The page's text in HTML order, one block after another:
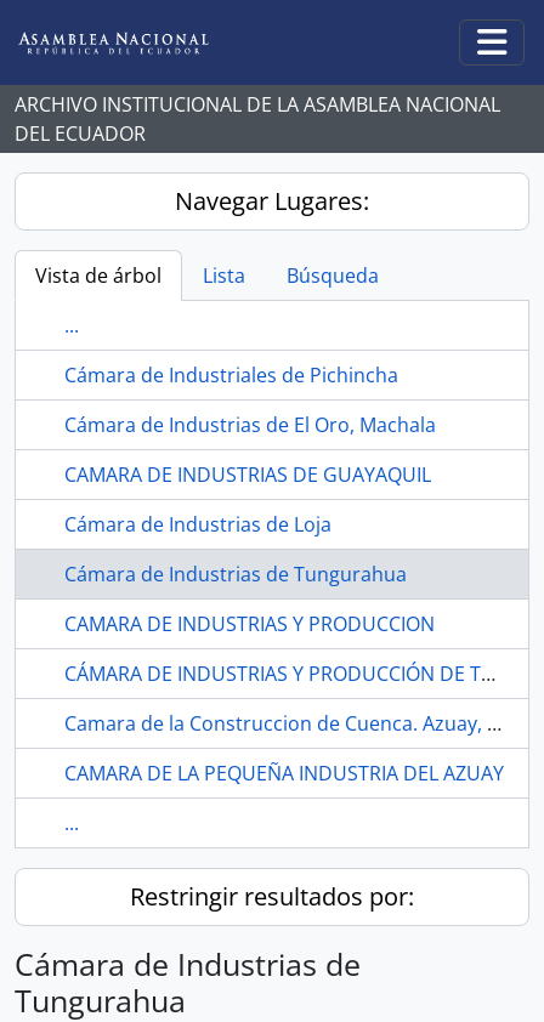
ARCHIVO INSTITUCIONAL DE LA ASAMBLEA NACIONAL
DEL ECUADOR
Navegar Lugares:
Vista de árbol Lista
Búsqueda
...
Cámara de Industriales de Pichincha
Cámara de Industrias de El Oro, Machala
CAMARA DE INDUSTRIAS DE GUAYAQUIL
Cámara de Industrias de Loja
Cámara de Industrias de Tungurahua
CAMARA DE INDUSTRIAS Y PRODUCCION
CÁMARA DE INDUSTRIAS Y PRODUCCIÓN DE TUNGURAHUA
Camara de la Construccion de Cuenca. Azuay, Cuenca
CAMARA DE LA PEQUEÑA INDUSTRIA DEL AZUAY
...
Restringir resultados por:
Cámara de Industrias de
Tungurahua